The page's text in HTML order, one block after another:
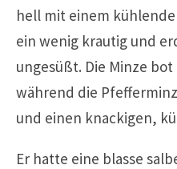
hell mit einem
ein wenig krautig und
ungesüßt. Die Minze
während die
und einen knackigen,
Er hatte eine blasse